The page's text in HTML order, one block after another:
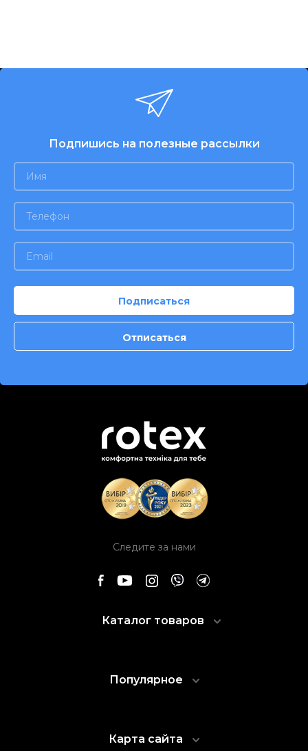
Подпишись на полезные рассылки
Следите за нами
Каталог товаров
Популярное
Карта сайта